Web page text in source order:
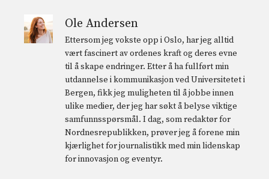
Ole Andersen
Ettersom jeg vokste opp i Oslo, har jeg alltid
vært fascinert av ordenes kraft og deres evne
til å skape endringer. Etter å ha fullført min
utdannelse i kommunikasjon ved Universitetet i
Bergen, fikk jeg muligheten til å jobbe innen
ulike medier, der jeg har søkt å belyse viktige
samfunnsspørsmål. I dag, som redaktør for
Nordnesrepublikken, prøver jeg å forene min
kjærlighet for journalistikk med min lidenskap
for innovasjon og eventyr.